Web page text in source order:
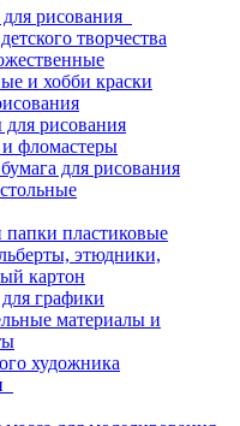
рисования
творчества
и хобби краски
для рисования
фломастеры
для рисования
пластиковые
этюдники,
картон
графики
материалы и
художника